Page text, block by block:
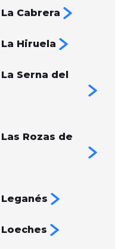
Cabrera
Hiruela
Serna del
Rozas de